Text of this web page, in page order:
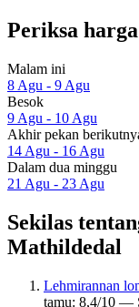
Periksa
Malam ini
8 Agu - 9 Agu
Besok
9 Agu - 10 Agu
Akhir pekan
14 Agu - 16 Agu
Dalam dua minggu
21 Agu - 23 Agu
Sekilas
Mathildedal
Lehmirannan
tamu: 8,4/10 —